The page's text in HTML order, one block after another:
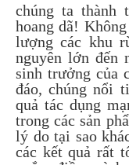
chúng ta thành
hoang dã!
lượng các khu
nguyên lớn đến
sinh trưởng của
đáo, chúng nổi
quả tác dụng
trong các sản
lý do tại sao
các kết quả rất